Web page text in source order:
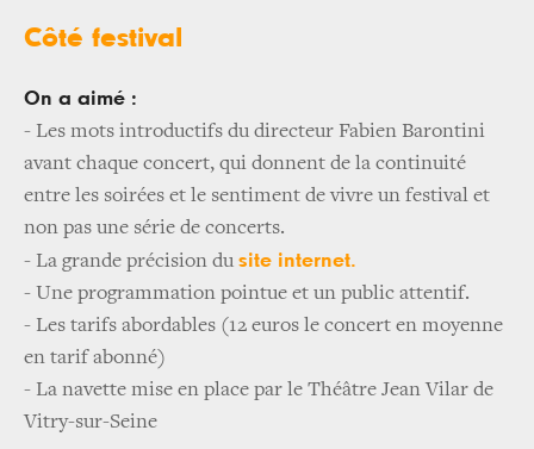
Côté festival
On a aimé :
- Les mots introductifs du directeur Fabien Barontini
avant chaque concert, qui donnent de la continuité
entre les soirées et le sentiment de vivre un festival et
non pas une série de concerts.
- La grande précision du site internet.
- Une programmation pointue et un public attentif.
- Les tarifs abordables (12 euros le concert en moyenne
en tarif abonné)
- La navette mise en place par le Théâtre Jean Vilar de
Vitry-sur-Seine